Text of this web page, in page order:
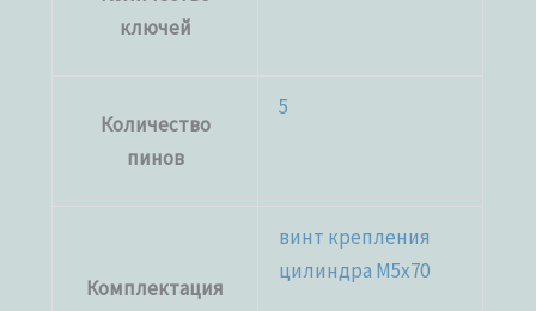
ключей
Количество
пинов
5
Комплектация
винт крепления
цилиндра M5x70